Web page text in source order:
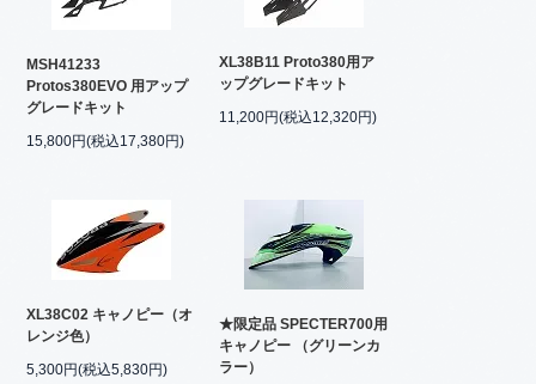
MSH41233
Protos380EVO 用アップ
グレードキット
15,800円(税込17,380円)
XL38B11 Proto380用ア
ップグレードキット
11,200円(税込12,320円)
XL38C02 キャノピー（オ
レンジ色）
5,300円(税込5,830円)
★限定品 SPECTER700用
キャノピー （グリーンカ
ラー）